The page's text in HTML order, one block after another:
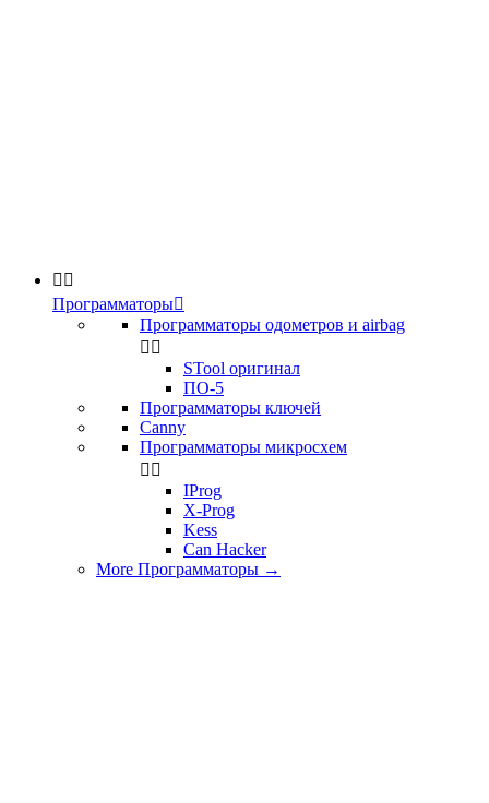
 
Программаторы
Программаторы одометров и airbag
 
STool оригинал
ПО-5
Программаторы ключей
Canny
Программаторы микросхем
 
IProg
X-Prog
Kess
Can Hacker
More Программаторы →